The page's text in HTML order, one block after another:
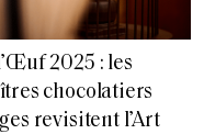
2025 : les
chocolatiers
revisitent l’Art